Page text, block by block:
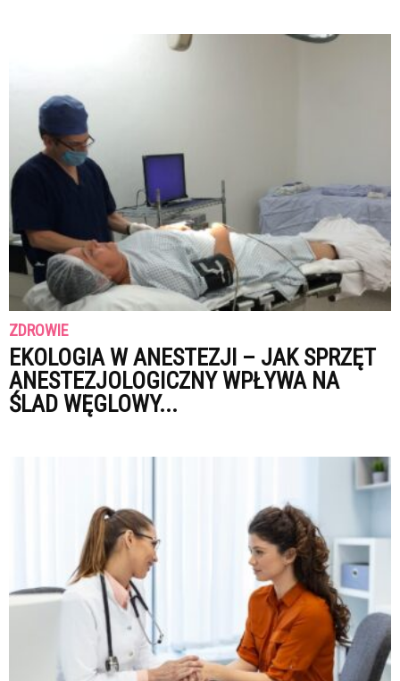
ZDROWIE
EKOLOGIA W ANESTEZJI – JAK SPRZĘT
ANESTEZJOLOGICZNY WPŁYWA NA
ŚLAD WĘGLOWY...